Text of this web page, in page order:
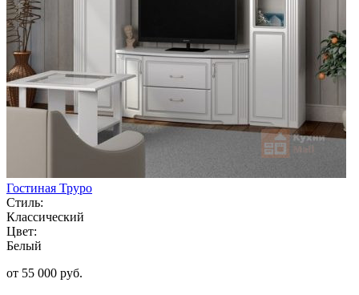
Гостиная Труро
Стиль:
Классический
Цвет:
Белый
от 55 000 руб.